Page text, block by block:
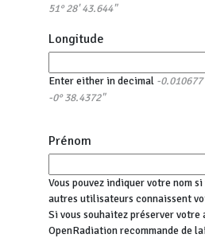
51° 28' 43.644"
Longitude
Enter either in decimal -0.010677
-0° 38.4372"
Prénom
Vous pouvez indiquer votre nom
autres utilisateurs connaissent
Si vous souhaitez préserver votre
OpenRadiation recommande de